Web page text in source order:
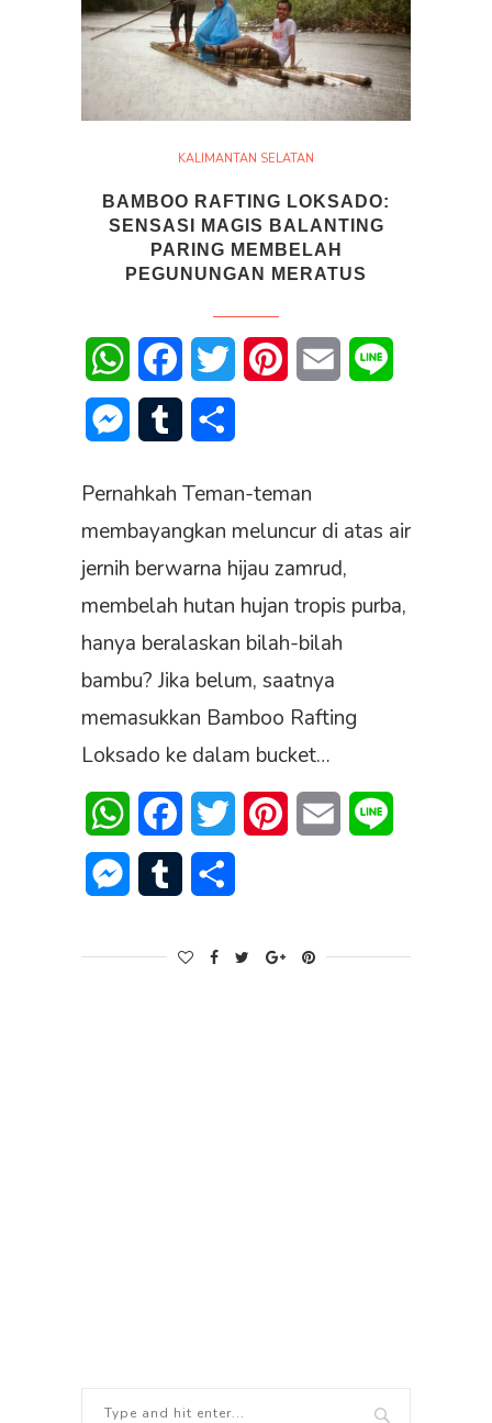
KALIMANTAN SELATAN
BAMBOO RAFTING LOKSADO:
SENSASI MAGIS BALANTING
PARING MEMBELAH
PEGUNUNGAN MERATUS
WhatsAppFacebookTwitter PinterestEmail
Messenger
Tumblr
Pernahkah Teman-teman
membayangkan meluncur di atas air
jernih berwarna hijau zamrud,
membelah hutan hujan tropis purba,
hanya beralaskan bilah-bilah
bambu? Jika belum, saatnya
memasukkan Bamboo Rafting
Loksado ke dalam bucket…
WhatsAppFacebookTwitter PinterestEmail
Messenger
Tumblr